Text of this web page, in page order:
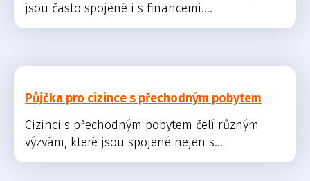
jsou často spojené i s financemi....
Půjčka pro cizince s přechodným pobytem
Cizinci s přechodným pobytem čelí různým
výzvám, které jsou spojené nejen s...